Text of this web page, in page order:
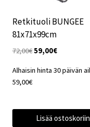
Retkituoli BUNGEE
81x71x99cm
72,00€Alkuperäinen
oli:
59,00€Nykyinen
on:
Alhaisin hinta 30 päivän
59,00€
Lisää ostoskoriin